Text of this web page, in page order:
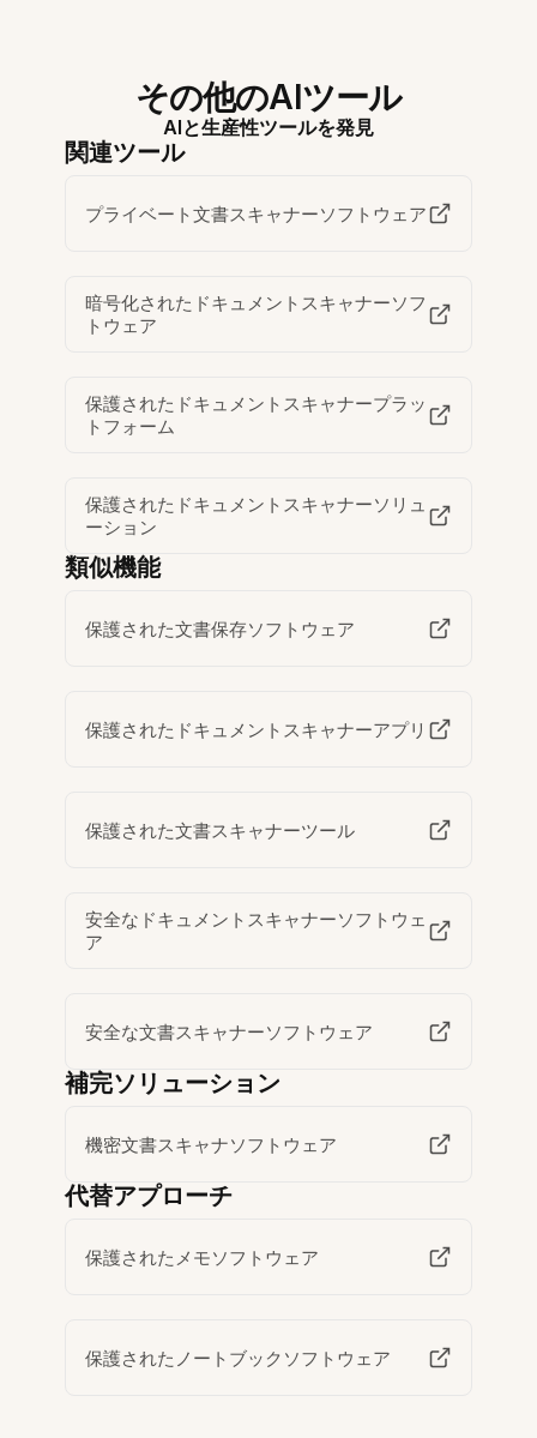
その他のAIツール
AIと生産性ツールを発見
関連ツール
プライベート文書スキャナーソフトウェア
暗号化されたドキュメントスキャナーソフ
トウェア
保護されたドキュメントスキャナープラッ
トフォーム
保護されたドキュメントスキャナーソリュ
ーション
類似機能
保護された文書保存ソフトウェア
保護されたドキュメントスキャナーアプリ
保護された文書スキャナーツール
安全なドキュメントスキャナーソフトウェ
ア
安全な文書スキャナーソフトウェア
補完ソリューション
機密文書スキャナソフトウェア
代替アプローチ
保護されたメモソフトウェア
保護されたノートブックソフトウェア